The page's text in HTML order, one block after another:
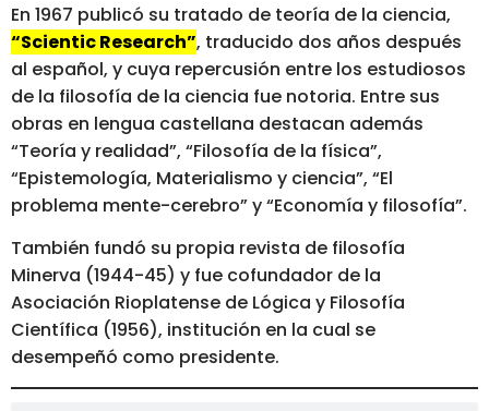
En 1967 publicó su tratado de teoría de la ciencia,
“Scientic Research”, traducido dos años después
al español, y cuya repercusión entre los estudiosos
de la filosofía de la ciencia fue notoria. Entre sus
obras en lengua castellana destacan además
“Teoría y realidad”, “Filosofía de la física”,
“Epistemología, Materialismo y ciencia”, “El
problema mente-cerebro” y “Economía y filosofía”.
También fundó su propia revista de filosofía
Minerva (1944-45) y fue cofundador de la
Asociación Rioplatense de Lógica y Filosofía
Científica (1956), institución en la cual se
desempeñó como presidente.